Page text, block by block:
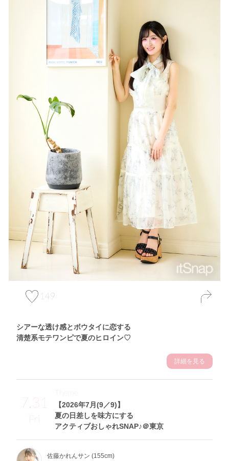
149
シアーな透け感とボウタイに恋する
清楚系モテワンピで夏のヒロイン♡
詳細を見る
7.31
Fri
【2026年7月(9／9)】
夏の日差しを味方にする
アクティブおしゃれSNAP♪＠東京
Theme
佐藤かれんサン (155cm)